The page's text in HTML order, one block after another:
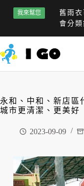
我來幫您
舊雨
會分類
永和、中和、新店區
城市更清潔、更美好
2023-09-09